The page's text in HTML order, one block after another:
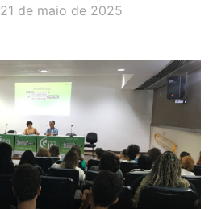
DATA:
21 de maio de 2025